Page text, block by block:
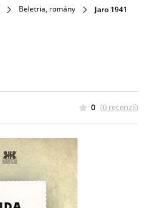
Beletria, romány Jaro 1941
0 (0 recenzií)